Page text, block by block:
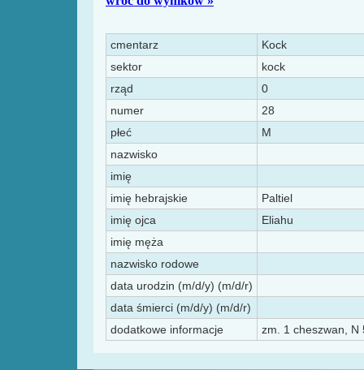
cmentarz
Kock
sektor
kock
rząd
0
numer
28
płeć
M
nazwisko
imię
imię hebrajskie
Paltiel
imię ojca
Eliahu
imię męża
nazwisko rodowe
data urodzin (m/d/y) (m/d/r)
data śmierci (m/d/y) (m/d/r)
dodatkowe informacje
zm. 1 cheszwan,